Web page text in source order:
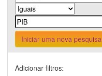
Iniciar uma nova pesquisa
Adicionar filtros: